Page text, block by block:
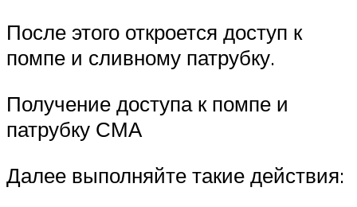
После этого откроется доступ к
помпе и сливному патрубку.
Получение доступа к помпе и
патрубку СМА
Далее выполняйте такие действия: